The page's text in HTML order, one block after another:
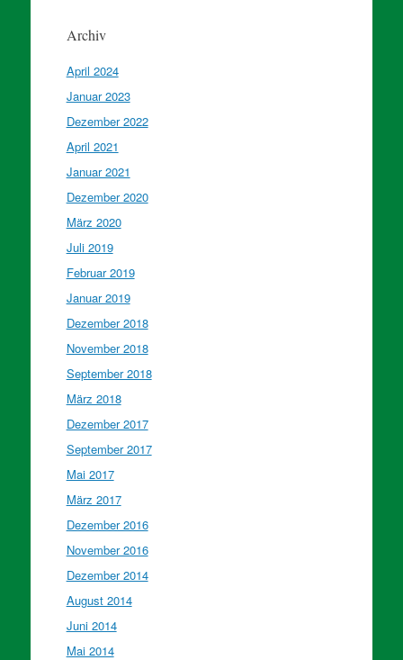
Archiv
April 2024
Januar 2023
Dezember 2022
April 2021
Januar 2021
Dezember 2020
März 2020
Juli 2019
Februar 2019
Januar 2019
Dezember 2018
November 2018
September 2018
März 2018
Dezember 2017
September 2017
Mai 2017
März 2017
Dezember 2016
November 2016
Dezember 2014
August 2014
Juni 2014
Mai 2014